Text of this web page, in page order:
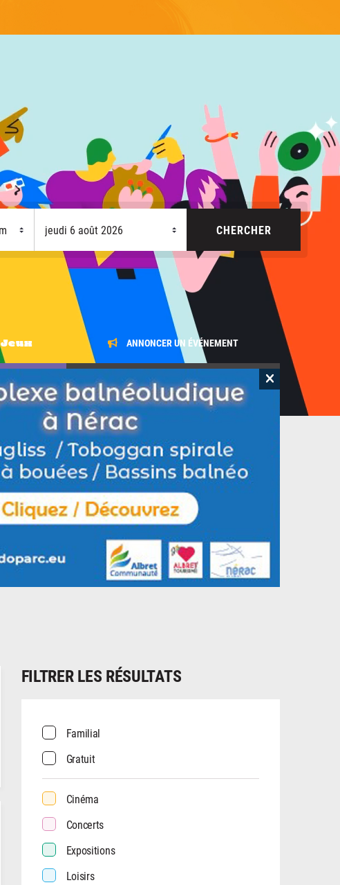
Jeux ANNONCER UN ÉVÉNEMENT
FILTRER LES RÉSULTATS
Familial
Gratuit
Cinéma
Concerts
Expositions
Loisirs